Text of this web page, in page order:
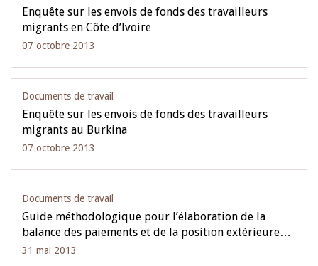
Enquête sur les envois de fonds des travailleurs
migrants en Côte d’Ivoire
07 octobre 2013
Documents de travail
Enquête sur les envois de fonds des travailleurs
migrants au Burkina
07 octobre 2013
Documents de travail
Guide méthodologique pour l’élaboration de la
balance des paiements et de la position extérieure…
31 mai 2013